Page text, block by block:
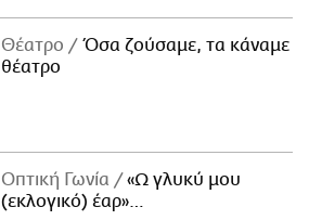
Θέατρο
Όσα ζούσαμε, τα κάναμε
θέατρο
Οπτική Γωνία
«Ω γλυκύ μου
(εκλογικό) έαρ»…